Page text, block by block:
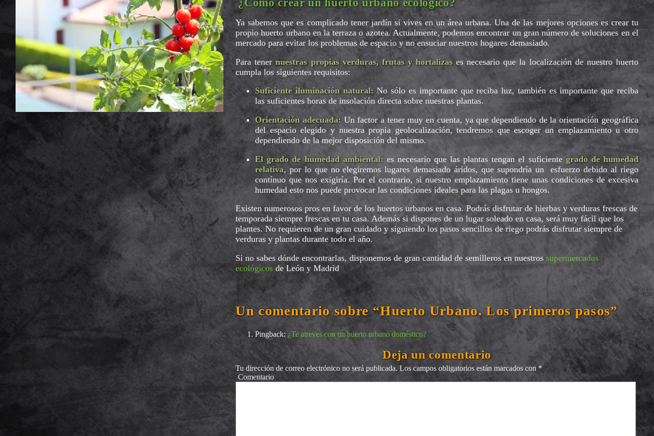
¿Cómo crear un huerto urbano ecológico?
Ya sabemos que es complicado tener jardín si vives en un área urbana. Una de las mejores opciones es crear tu
propio huerto urbano en la terraza o azotea. Actualmente, podemos encontrar un gran número de soluciones en el
mercado para evitar los problemas de espacio y no ensuciar nuestros hogares demasiado.
Para tenernuestras propias verduras, frutas y hortalizases necesario que la localización de nuestro huerto
cumpla los siguientes requisitos:
Suficiente iluminación natural: No sólo es importante que reciba luz, también es importante que reciba
las suficientes horas de insolación directa sobre nuestras plantas.
Orientación adecuada:Un factor a tener muy en cuenta, ya que dependiendo de la orientación geográfica
del espacio elegido y nuestra propia geolocalización, tendremos que escoger un emplazamiento u otro
dependiendo de la mejor disposición del mismo.
El grado de humedad ambiental:es necesario que las plantas tengan el suficiente grado de humedad
relativa, por lo que no elegiremos lugares demasiado áridos, que supondría un esfuerzo debido al riego
contínuo que nos exigiría. Por el contrario, si nuestro emplazamiento tiene unas condiciones de excesiva
humedad esto nos puede provocar las condiciones ideales para las plagas u hongos.
Existen numerosos pros en favor de los huertos urbanos en casa. Podrás disfrutar de hierbas y verduras frescas de
temporada siempre frescas en tu casa. Además si dispones de un lugar soleado en casa, será muy fácil que los
plantes. No requieren de un gran cuidado y siguiendo los pasos sencillos de riego podrás disfrutar siempre de
verduras y plantas durante todo el año.
Si no sabes dónde encontrarlas, disponemos de gran cantidad de semilleros en nuestrossupermercados
ecológicos de León y Madrid
Un comentario sobre “Huerto Urbano. Los primeros pasos”
Pingback: ¿Te atreves con un huerto urbano doméstico?
Deja un comentario
Tu dirección de correo electrónico no será publicada. Los campos obligatorios están marcados con *
Comentario